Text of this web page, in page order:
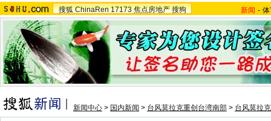
搜狐 ChinaRen 17173 焦点房地产 搜狗 新闻 -
新闻中心 > 国内新闻 > 台风莫拉克重创台湾南部 > 台风莫拉